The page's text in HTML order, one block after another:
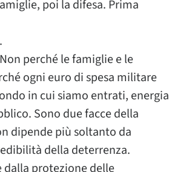
poi la difesa. Prima
perché le famiglie e le
ogni euro di spesa militare
in cui siamo entrati, energia
Sono due facce della
dipende più soltanto da
della deterrenza.
dalla protezione delle